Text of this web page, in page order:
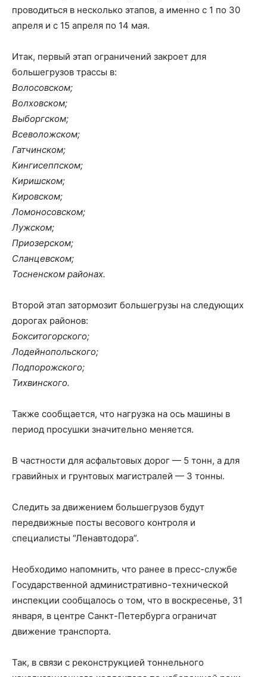
проводиться в несколько этапов, а именно с 1 по 30
апреля и с 15 апреля по 14 мая.
Итак, первый этап ограничений закроет для
большегрузов трассы в:
Волосовском;
Волховском;
Выборгском;
Всеволожском;
Гатчинском;
Кингисеппском;
Киришском;
Кировском;
Ломоносовском;
Лужском;
Приозерском;
Сланцевском;
Тосненском районах.
Второй этап затормозит большегрузы на следующих
дорогах районов:
Бокситогорского;
Лодейнопольского;
Подпорожского;
Тихвинского.
Также сообщается, что нагрузка на ось машины в
период просушки значительно меняется.
В частности для асфальтовых дорог — 5 тонн, а для
гравийных и грунтовых магистралей — 3 тонны.
Следить за движением большегрузов будут
передвижные посты весового контроля и
специалисты “Ленавтодора”.
Необходимо напомнить, что ранее в пресс-службе
Государственной административно-технической
инспекции сообщалось о том, что в воскресенье, 31
января, в центре Санкт-Петербурга ограничат
движение транспорта.
Так, в связи с реконструкцией тоннельного